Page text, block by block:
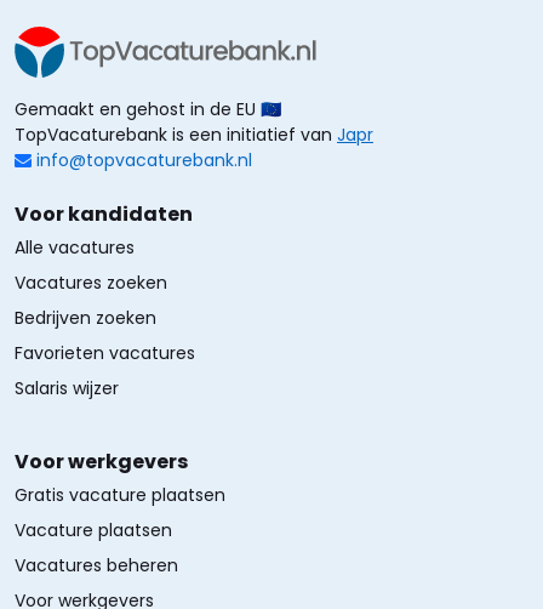
Gemaakt en gehost in de EU 🇪🇺
TopVacaturebank is een initiatief van Japr
info@topvacaturebank.nl
Voor kandidaten
Alle vacatures
Vacatures zoeken
Bedrijven zoeken
Favorieten vacatures
Salaris wijzer
Voor werkgevers
Gratis vacature plaatsen
Vacature plaatsen
Vacatures beheren
Voor werkgevers